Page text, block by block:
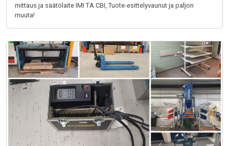
mittaus ja säätölaite IMI TA CBI, Tuote-esittelyvaunut ja paljon
muuta!